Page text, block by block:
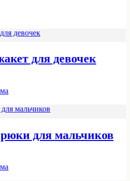
для девочек
для мальчиков